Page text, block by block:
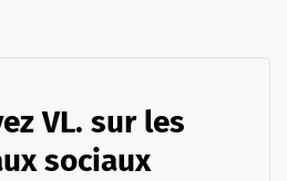
VL. sur les
sociaux